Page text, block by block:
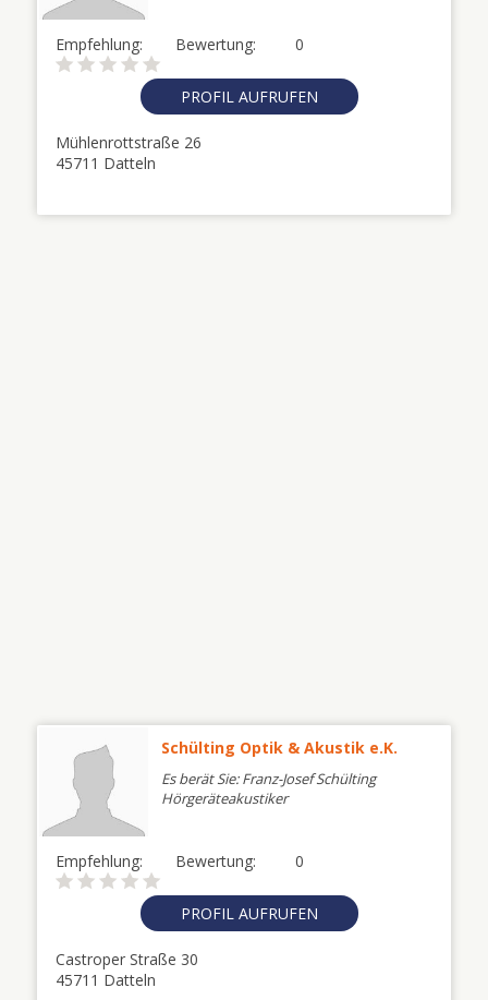
Empfehlung: 0
Bewertung:
PROFIL AUFRUFEN
Mühlenrottstraße 26
45711 Datteln
Schülting Optik & Akustik e.K.
Es berät Sie: Franz-Josef Schülting
Hörgeräteakustiker
Empfehlung: 0
Bewertung:
PROFIL AUFRUFEN
Castroper Straße 30
45711 Datteln